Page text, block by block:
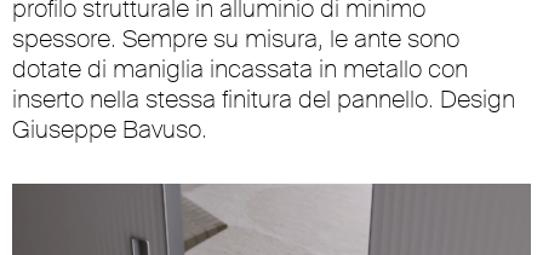
profilo strutturale in alluminio di minimo
spessore. Sempre su misura, le ante sono
dotate di maniglia incassata in metallo con
inserto nella stessa finitura del pannello. Design
Giuseppe Bavuso.